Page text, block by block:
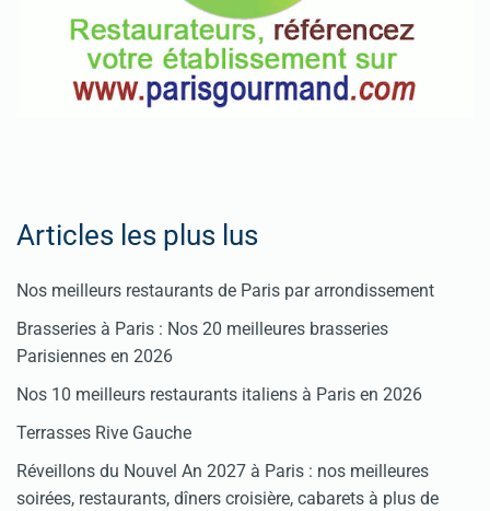
Articles les plus lus
Nos meilleurs restaurants de Paris par arrondissement
Brasseries à Paris : Nos 20 meilleures brasseries
Parisiennes en 2026
Nos 10 meilleurs restaurants italiens à Paris en 2026
Terrasses Rive Gauche
Réveillons du Nouvel An 2027 à Paris : nos meilleures
soirées, restaurants, dîners croisière, cabarets à plus de